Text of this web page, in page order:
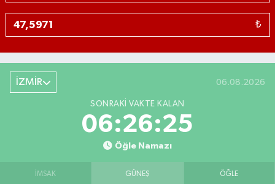
₺
İZMİR 06.08.2026
SONRAKI VAKTE KALAN
06:26:24
Öğle Namazı
İMSAK GÜNEŞ ÖĞLE